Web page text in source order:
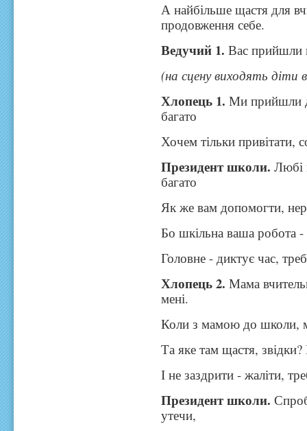
А найбільше щастя для
продовження себе.
Ведучий 1.Вас прийшли
(на сцену виходять діти
Хлопець 1.Ми прийшли
багато
Хочем тільки привітати,
Президент школи.Любі
багато
Як же вам допомогти,
Бо шкільна ваша робота -
Головне - диктує час,
Хлопець 2.Мама
мені.
Коли з мамою до школи,
Та яке там щастя,
І не заздрити - жаліти,
Президент школи.
утечи,